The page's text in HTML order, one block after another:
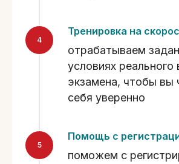
Тренировка на
отрабатываем
условиях реального
экзамена, чтобы вы
себя уверенно
Помощь с
поможем с